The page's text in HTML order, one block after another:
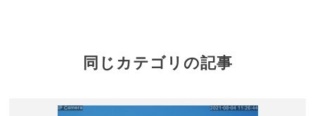
同じカテゴリの記事